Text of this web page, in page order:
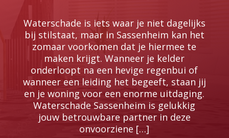
Waterschade is iets waar je niet dagelijks
bij stilstaat, maar in Sassenheim kan het
zomaar voorkomen dat je hiermee te
maken krijgt.​ Wanneer je kelder
onderloopt na een hevige regenbui of
wanneer een leiding het begeeft, staan jij
en je woning voor een enorme uitdaging.​
Waterschade Sassenheim is gelukkig
jouw betrouwbare partner in deze
onvoorziene […]